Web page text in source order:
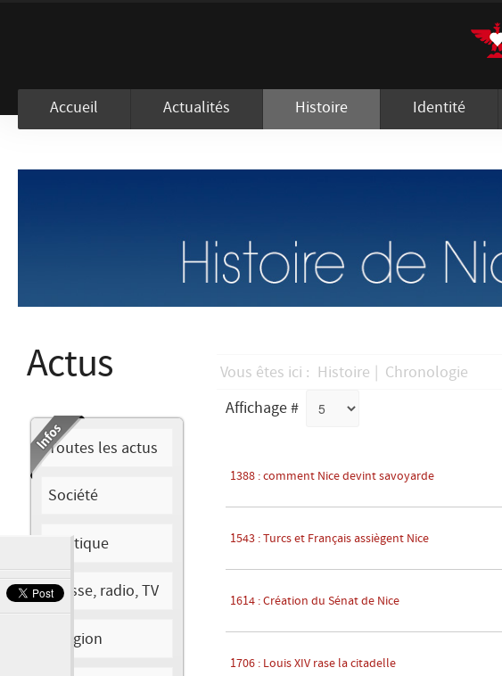
Accueil Actualités Histoire Identité
Actus
Toutes les actus
Société
Politique
Presse, radio, TV
Religion
Vous êtes ici : Histoire
Chronologie
Affichage #
1388 : comment Nice devint savoyarde
1543 : Turcs et Français assiègent Nice
1614 : Création du Sénat de Nice
1706 : Louis XIV rase la citadelle